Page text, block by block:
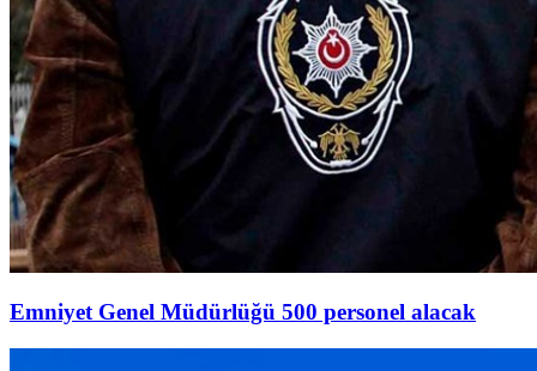
Emniyet Genel Müdürlüğü 500 personel alacak